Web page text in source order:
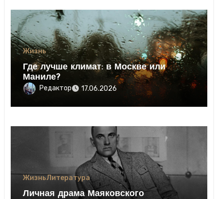
Жизнь
Где лучше климат: в Москве или
Маниле?
Редактор 17.06.2026
ЖизньЛитература
Личная драма Маяковского